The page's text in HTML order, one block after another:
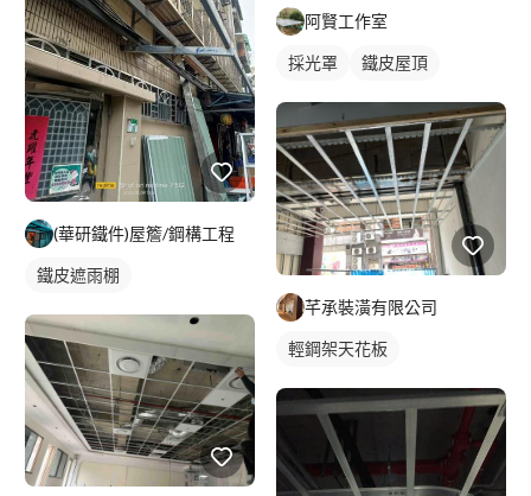
(華研鐵件)屋簷/鋼構工程
鐵皮遮雨棚
阿賢工作室
採光罩 鐵皮屋頂
芊承裝潢有限公司
輕鋼架天花板